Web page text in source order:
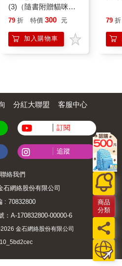
(3)（隨書附贈貓咪造
型拇指扇）
79 折 特價 300 元
加入購物車
79 折
商品
分類
分紅大聯盟 客服中心
訂閱
追蹤
聯絡我們
石網絡股份有限公司
: 70832800
：A-170832800-00000-6
金石網絡股份有限公司